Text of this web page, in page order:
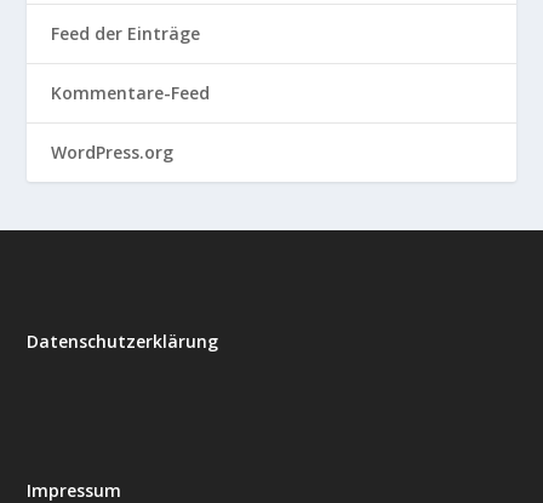
Feed der Einträge
Kommentare-Feed
WordPress.org
Datenschutzerklärung
Impressum